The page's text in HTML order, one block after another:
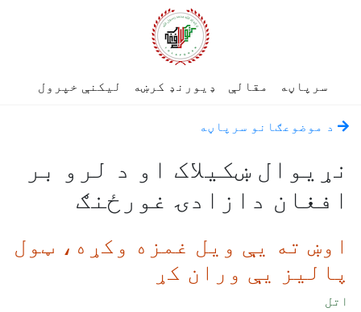
سرپاڼه مقالې ډیورنډ کرښه لیکنې خپرول
د موضوعګانو سرپاڼه
نړيوال ښکيلاک او د لرو بر
افغان دازادۍ غورځنګ
اوښ ته یې ویل غمزه وکړه، ټول
پالیز یې وران کړ
اتل